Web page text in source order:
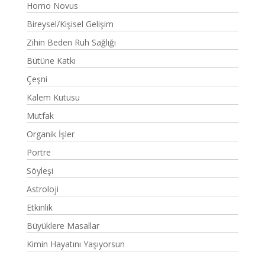
Homo Novus
Bireysel/Kişisel Gelişim
Zihin Beden Ruh Sağlığı
Bütüne Katkı
Çeşni
Kalem Kutusu
Mutfak
Organik İşler
Portre
Söyleşi
Astroloji
Etkinlik
Büyüklere Masallar
Kimin Hayatını Yaşıyorsun